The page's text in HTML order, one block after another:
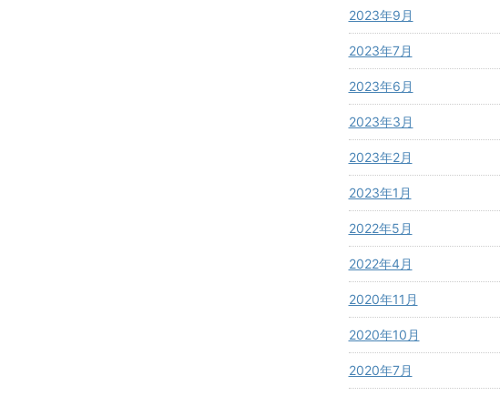
2023年9月
2023年7月
2023年6月
2023年3月
2023年2月
2023年1月
2022年5月
2022年4月
2020年11月
2020年10月
2020年7月